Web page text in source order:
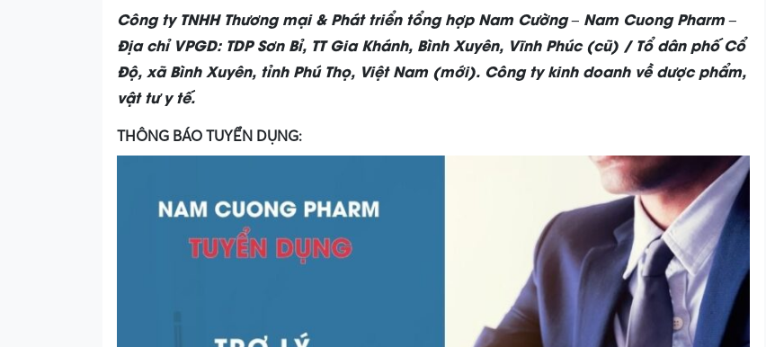
Công ty TNHH Thương mại & Phát triển tổng hợp Nam Cường – Nam Cuong Pharm –
Địa chỉ VPGD: TDP Sơn Bỉ, TT Gia Khánh, Bình Xuyên, Vĩnh Phúc (cũ) / Tổ dân phố Cổ
Độ, xã Bình Xuyên, tỉnh Phú Thọ, Việt Nam (mới). Công ty kinh doanh về dược phẩm,
vật tư y tế.
THÔNG BÁO TUYỂN DỤNG: